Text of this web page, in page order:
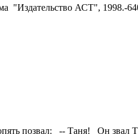
АСТ", 1998.-
позвал: -- Таня! Он звал